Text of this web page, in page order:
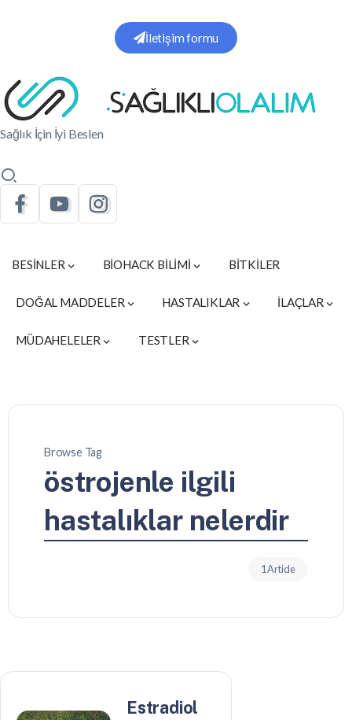
İletişim formu
Sağlık İçin İyi Beslen
BESİNLER BİOHACK BİLİMİ BİTKİLER
DOĞAL MADDELER HASTALIKLAR İLAÇLAR
MÜDAHELELER TESTLER
Browse Tag
östrojenle ilgili
hastalıklar nelerdir
1 Article
Estradiol